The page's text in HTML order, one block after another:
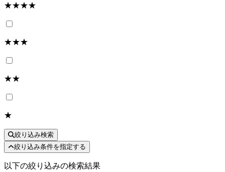
★★★★
★★★
★★
★
絞り込み検索
絞り込み条件を指定する
以下の絞り込みの検索結果